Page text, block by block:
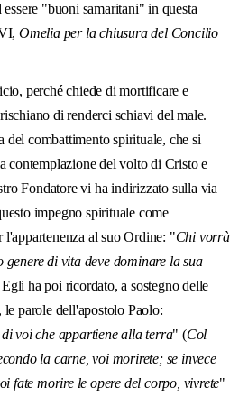
"buoni samaritani" in questa
VI,Omelia per la chiusura del Concilio
perché chiede di mortificare e
di renderci schiavi del male.
del combattimento spirituale, che si
contemplazione del volto di Cristo e
Fondatore vi ha indirizzato sulla via
impegno spirituale come
l'appartenenza al suo Ordine: "Chi vorrà
di vita deve dominare la sua
ha poi ricordato, a sostegno delle
parole dell'apostolo Paolo:
voi che appartiene alla terra" (Col
la carne, voi morirete; se invece
fate morire le opere del corpo, vivrete"